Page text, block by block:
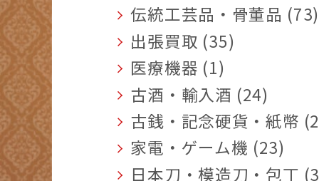
伝統工芸品・骨董品 (73)
出張買取 (35)
医療機器 (1)
古酒・輸入酒 (24)
古銭・記念硬貨・紙幣
家電・ゲーム機 (23)
日本刀・模造刀・包丁